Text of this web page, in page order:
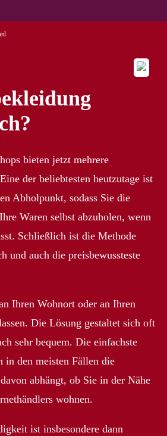
bieten jetzt mehrere
der beliebtesten heutzutage ist
Abholpunkt, sodass Sie die
Waren selbst abzuholen, wenn
Schließlich ist die Methode
und auch die preisbewussteste
Ihren Wohnort oder an Ihren
Die Lösung gestaltet sich oft
sehr bequem. Die einfachste
in den meisten Fällen die
abhängt, ob Sie in der Nähe
wohnen.
ist insbesondere dann